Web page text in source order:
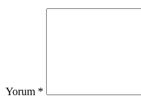
Yorum *